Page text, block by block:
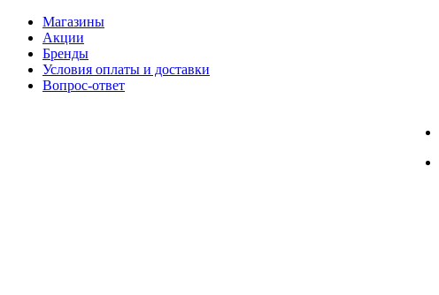
Магазины
Акции
Бренды
Условия оплаты и доставки
Вопрос-ответ